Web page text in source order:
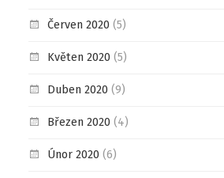
Červen 2020 (5)
Květen 2020 (5)
Duben 2020 (9)
Březen 2020 (4)
Únor 2020 (6)